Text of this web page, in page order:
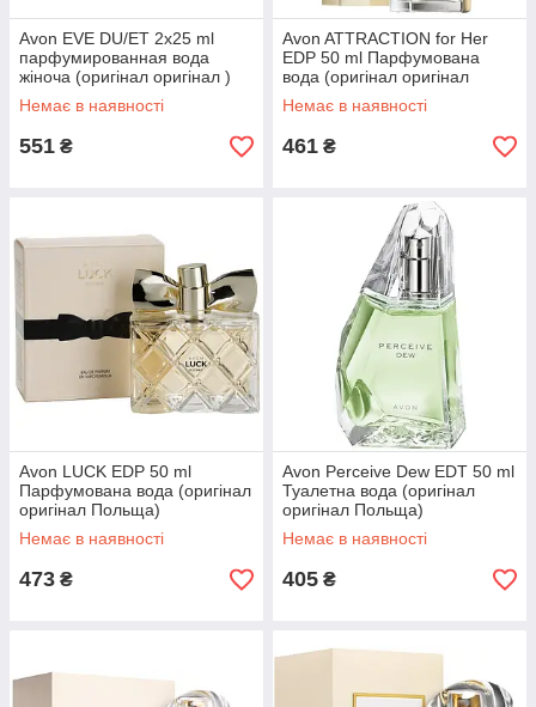
Avon EVE DU/ET 2x25 ml
парфумированная вода
жіноча (оригінал оригінал )
Немає в наявності
551 ₴
Avon ATTRACTION for Her
EDP 50 ml Парфумована
вода (оригінал оригінал
Польща РФ)
Немає в наявності
461 ₴
Avon LUCK EDP 50 ml
Парфумована вода (оригінал
оригінал Польща)
Немає в наявності
473 ₴
Avon Perceive Dew EDT 50 ml
Туалетна вода (оригінал
оригінал Польща)
Немає в наявності
405 ₴